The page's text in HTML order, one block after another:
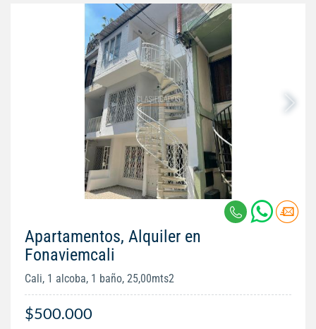
Apartamentos, Alquiler en
Fonaviemcali
Cali, 1 alcoba, 1 baño, 25,00mts2
$500.000